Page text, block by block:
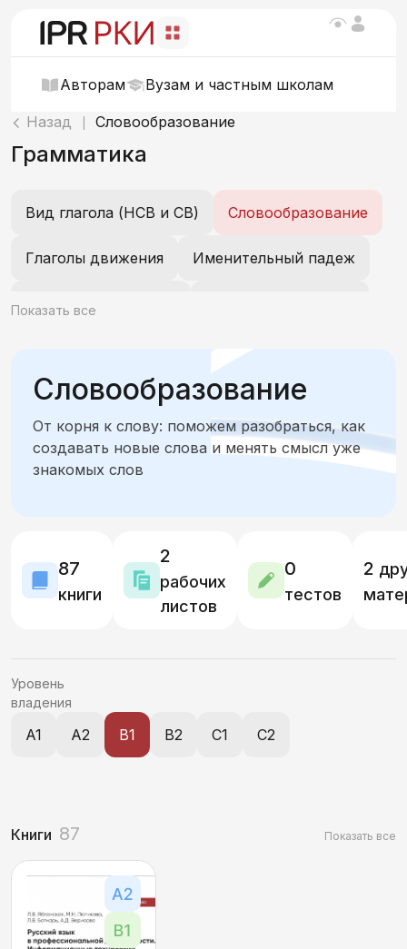
Авторам Вузам и частным школам
Назад Словообразование
Грамматика
Вид глагола (НСВ и СВ) Словообразование
Глаголы движения Именительный падеж
Винительный падеж
Дательный падеж
Творительный падеж Существительные
Местоимения Прилагательные Глаголы
Служебные части речи, вводные слова
Причастия и деепричастия
Показать все
Словообразование
От корня к слову: поможем разобраться, как
создавать новые слова и менять смысл уже
знакомых слов
87
книги
2
рабочих
листов
0
тестов
2
Уровень
владения
A1 A2 B1 B2 C1 C2
Книги 87 Показать все